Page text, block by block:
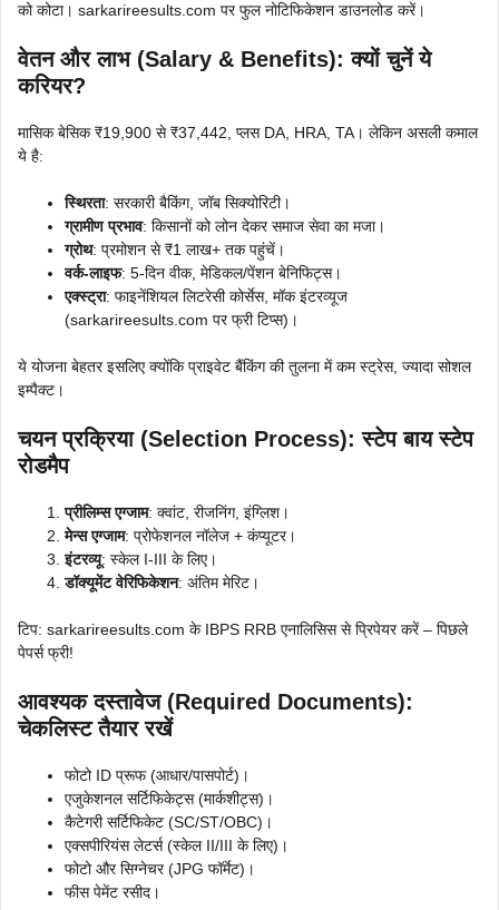
को कोटा। sarkarireesults.com पर फुल नोटिफिकेशन डाउनलोड करें।
वेतन और लाभ (Salary & Benefits): क्यों चुनें ये
करियर?
मासिक बेसिक ₹19,900 से ₹37,442, प्लस DA, HRA, TA। लेकिन असली कमाल
ये है:
स्थिरता: सरकारी बैकिंग, जॉब सिक्योरिटी।
ग्रामीण प्रभाव: किसानों को लोन देकर समाज सेवा का मजा।
ग्रोथ: प्रमोशन से ₹1 लाख+ तक पहुंचें।
वर्क-लाइफ: 5-दिन वीक, मेडिकल/पेंशन बेनिफिट्स।
एक्स्ट्रा: फाइनेंशियल लिटरेसी कोर्सेस, मॉक इंटरव्यूज
(sarkarireesults.com पर फ्री टिप्स)।
ये योजना बेहतर इसलिए क्योंकि प्राइवेट बैंकिंग की तुलना में कम स्ट्रेस, ज्यादा सोशल
इम्पैक्ट।
चयन प्रक्रिया (Selection Process): स्टेप बाय स्टेप
रोडमैप
प्रीलिम्स एग्जाम: क्वांट, रीजनिंग, इंग्लिश।
मेन्स एग्जाम: प्रोफेशनल नॉलेज + कंप्यूटर।
इंटरव्यू: स्केल I-III के लिए।
डॉक्यूमेंट वेरिफिकेशन: अंतिम मेरिट।
टिप: sarkarireesults.com के IBPS RRB एनालिसिस से प्रिपेयर करें – पिछले
पेपर्स फ्री!
आवश्यक दस्तावेज (Required Documents):
चेकलिस्ट तैयार रखें
फोटो ID प्रूफ (आधार/पासपोर्ट)।
एजुकेशनल सर्टिफिकेट्स (मार्कशीट्स)।
कैटेगरी सर्टिफिकेट (SC/ST/OBC)।
एक्सपीरियंस लेटर्स (स्केल II/III के लिए)।
फोटो और सिग्नेचर (JPG फॉर्मेट)।
फीस पेमेंट रसीद।